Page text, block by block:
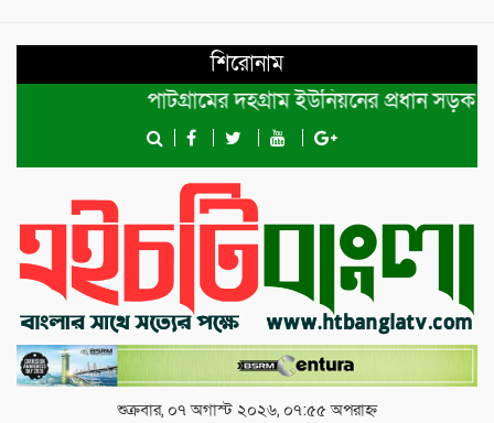
শিরোনাম
পাটগ্রামের দহগ্রাম ইউনিয়নের প্রধান সড়ক
শুক্রবার, ০৭ অগাস্ট ২০২৬, ০৭:৫৫ অপরাহ্ন